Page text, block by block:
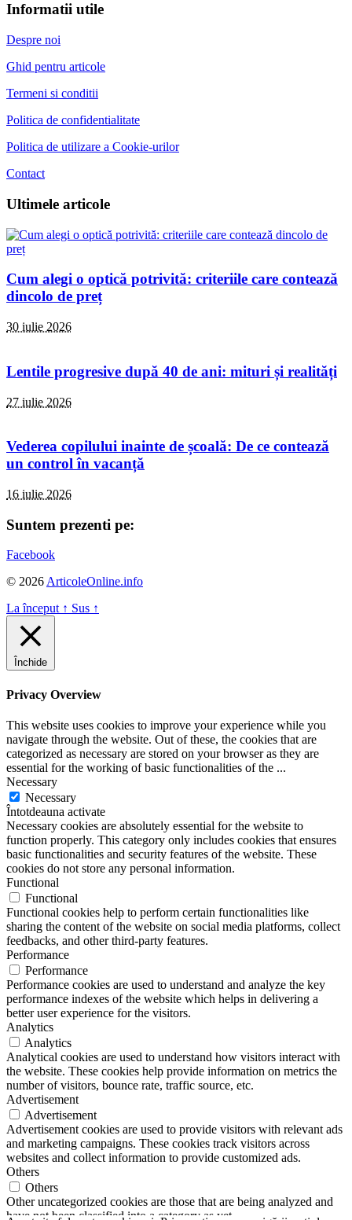
Informatii utile
Despre noi
Ghid pentru articole
Termeni si conditii
Politica de confidentialitate
Politica de utilizare a Cookie-urilor
Contact
Ultimele articole
Cum alegi o optică potrivită: criteriile care contează
dincolo de preț
30 iulie 2026
Lentile progresive după 40 de ani: mituri și realități
27 iulie 2026
Vederea copilului inainte de școală: De ce contează
un control în vacanță
16 iulie 2026
Suntem prezenti pe:
Facebook
© 2026 ArticoleOnline.info
La început ↑ Sus ↑
Închide
Privacy Overview
This website uses cookies to improve your experience while you
navigate through the website. Out of these, the cookies that are
categorized as necessary are stored on your browser as they are
essential for the working of basic functionalities of the ...
Necessary
Necessary
Întotdeauna activate
Necessary cookies are absolutely essential for the website to
function properly. This category only includes cookies that ensures
basic functionalities and security features of the website. These
cookies do not store any personal information.
Functional
Functional
Functional cookies help to perform certain functionalities like
sharing the content of the website on social media platforms, collect
feedbacks, and other third-party features.
Performance
Performance
Performance cookies are used to understand and analyze the key
performance indexes of the website which helps in delivering a
better user experience for the visitors.
Analytics
Analytics
Analytical cookies are used to understand how visitors interact with
the website. These cookies help provide information on metrics the
number of visitors, bounce rate, traffic source, etc.
Advertisement
Advertisement
Advertisement cookies are used to provide visitors with relevant ads
and marketing campaigns. These cookies track visitors across
websites and collect information to provide customized ads.
Others
Others
Other uncategorized cookies are those that are being analyzed and
have not been classified into a category as yet.